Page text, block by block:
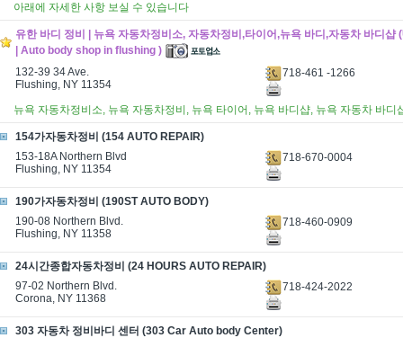
아래에 자세한 사항 보실 수 있습니다
유한 바디 정비 | 뉴욕 자동차정비소, 자동차정비,타이어,뉴욕 바디,자동차 바디
| Auto body shop in flushing )
132-39 34 Ave.
Flushing, NY 11354
718-461 -1266
뉴욕 자동차정비소, 뉴욕 자동차정비, 뉴욕 타이어, 뉴욕 바디샵, 뉴욕 자동차 바디
154가자동차정비 (154 AUTO REPAIR)
153-18A Northern Blvd
Flushing, NY 11354
718-670-0004
190가자동차정비 (190ST AUTO BODY)
190-08 Northern Blvd.
Flushing, NY 11358
718-460-0909
24시간종합자동차정비 (24 HOURS AUTO REPAIR)
97-02 Northern Blvd.
Corona, NY 11368
718-424-2022
303 자동차 정비바디 센터 (303 Car Auto body Center)